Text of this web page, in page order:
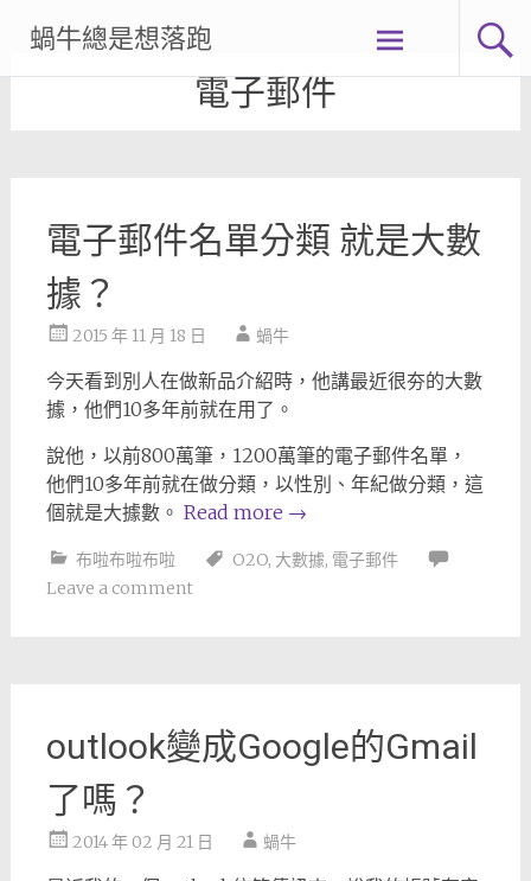
content
蝸牛總是想落跑
電子郵件
電子郵件名單分類 就是大數
據？
2015 年 11 月 18 日 蝸牛
今天看到別人在做新品介紹時，他講最近很夯的大數
據，他們10多年前就在用了。
說他，以前800萬筆，1200萬筆的電子郵件名單，
他們10多年前就在做分類，以性別、年紀做分類，這
個就是大據數。 Read more →
布啦布啦布啦 O2O, 大數據, 電子郵件
Leave a comment
outlook變成Google的Gmail
了嗎？
2014 年 02 月 21 日 蝸牛